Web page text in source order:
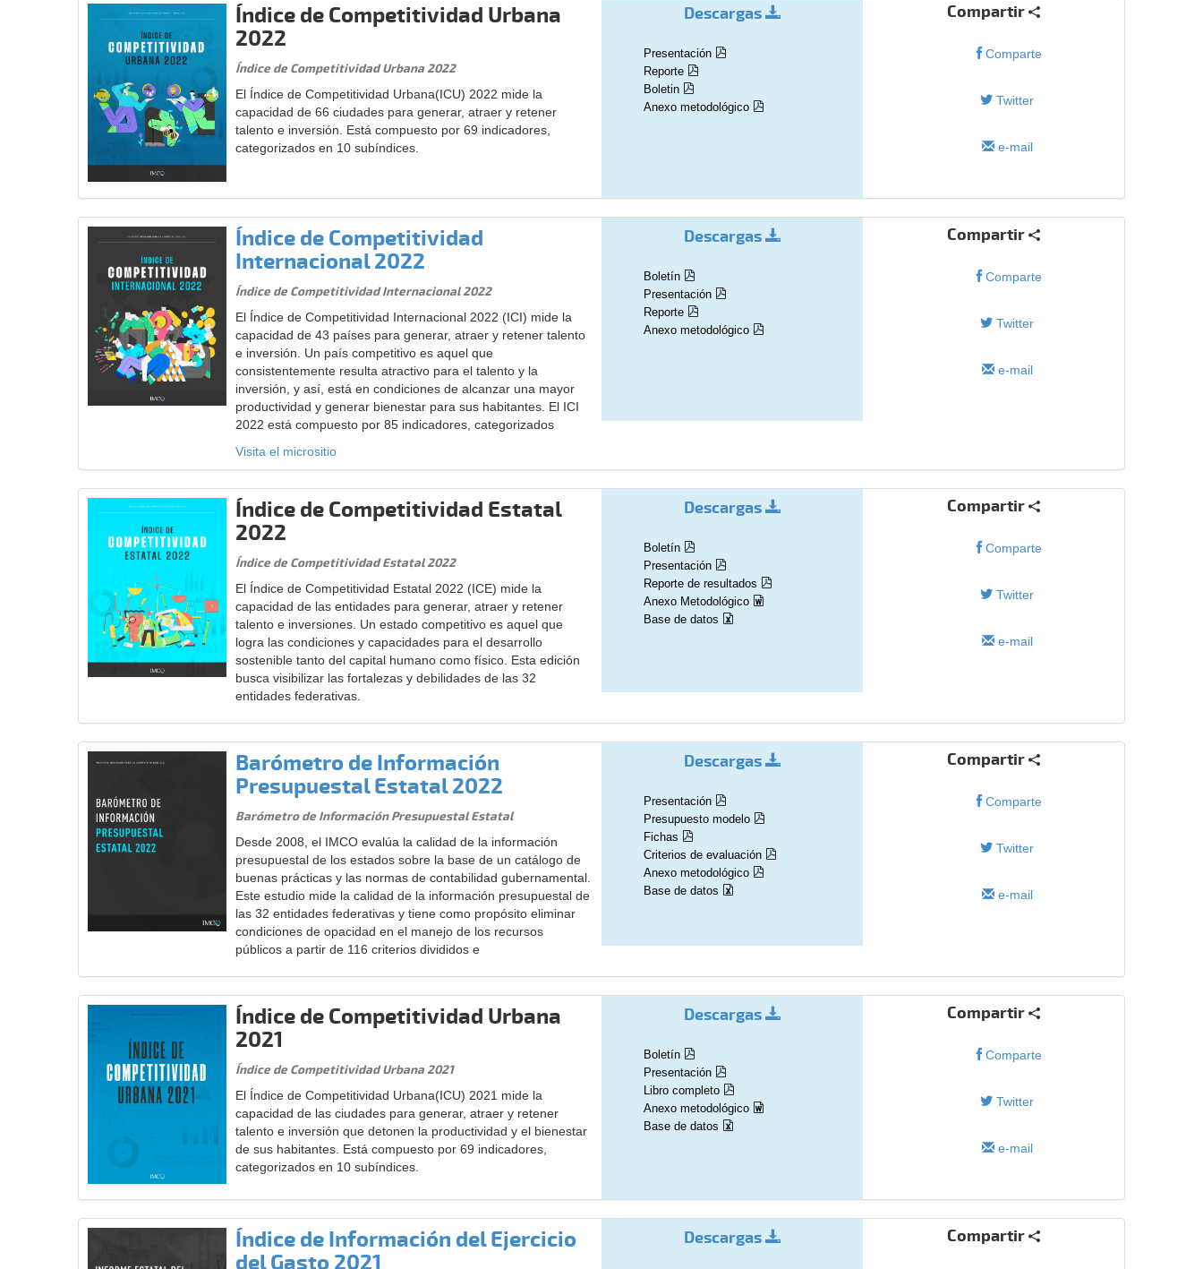
Índice de Competitividad Urbana
2022
Índice de Competitividad Urbana 2022
El Índice de Competitividad Urbana(ICU) 2022 mide la
capacidad de 66 ciudades para generar, atraer y retener
talento e inversión. Está compuesto por 69 indicadores,
categorizados en 10 subíndices.
Descargas
Presentación
Reporte
Boletin
Anexo metodológico
Compartir
Comparte
Twitter
e-mail
Índice de Competitividad
Internacional 2022
Índice de Competitividad Internacional 2022
El Índice de Competitividad Internacional 2022 (ICI) mide la
capacidad de 43 países para generar, atraer y retener talento
e inversión. Un país competitivo es aquel que
consistentemente resulta atractivo para el talento y la
inversión, y así, está en condiciones de alcanzar una mayor
productividad y generar bienestar para sus habitantes. El ICI
2022 está compuesto por 85 indicadores, categorizados
Visita el micrositio
Descargas
Boletín
Presentación
Reporte
Anexo metodológico
Compartir
Comparte
Twitter
e-mail
Índice de Competitividad Estatal
2022
Índice de Competitividad Estatal 2022
El Índice de Competitividad Estatal 2022 (ICE) mide la
capacidad de las entidades para generar, atraer y retener
talento e inversiones. Un estado competitivo es aquel que
logra las condiciones y capacidades para el desarrollo
sostenible tanto del capital humano como físico. Esta edición
busca visibilizar las fortalezas y debilidades de las 32
entidades federativas.
Descargas
Boletín
Presentación
Reporte de resultados
Anexo Metodológico
Base de datos
Compartir
Comparte
Twitter
e-mail
Barómetro de Información
Presupuestal Estatal 2022
Barómetro de Información Presupuestal Estatal
Desde 2008, el IMCO evalúa la calidad de la información
presupuestal de los estados sobre la base de un catálogo de
buenas prácticas y las normas de contabilidad gubernamental.
Este estudio mide la calidad de la información presupuestal de
las 32 entidades federativas y tiene como propósito eliminar
condiciones de opacidad en el manejo de los recursos
públicos a partir de 116 criterios divididos e
Descargas
Presentación
Presupuesto modelo
Fichas
Criterios de evaluación
Anexo metodológico
Base de datos
Compartir
Comparte
Twitter
e-mail
Índice de Competitividad Urbana
2021
Índice de Competitividad Urbana 2021
El Índice de Competitividad Urbana(ICU) 2021 mide la
capacidad de las ciudades para generar, atraer y retener
talento e inversión que detonen la productividad y el bienestar
de sus habitantes. Está compuesto por 69 indicadores,
categorizados en 10 subíndices.
Descargas
Boletín
Presentación
Libro completo
Anexo metodológico
Base de datos
Compartir
Comparte
Twitter
e-mail
Índice de Información del Ejercicio
del Gasto 2021
Descargas Compartir